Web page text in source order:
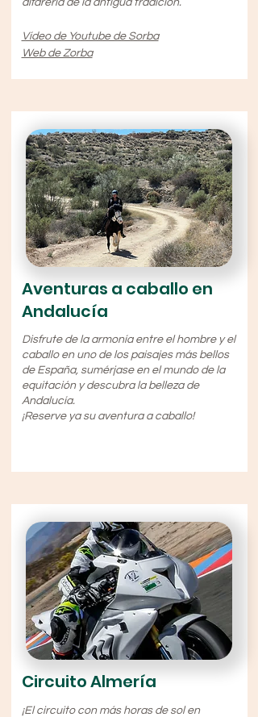
alfarería de la antigua tradición.
Vídeo de Youtube de Sorba
Web de Zorba
Aventuras a caballo en
Andalucía
Disfrute de la armonía entre el hombre y el
caballo en uno de los paisajes más bellos
de España, sumérjase en el mundo de la
equitación y descubra la belleza de
Andalucía.
¡Reserve ya su aventura a caballo!
Circuito Almería
¡El circuito con más horas de sol en